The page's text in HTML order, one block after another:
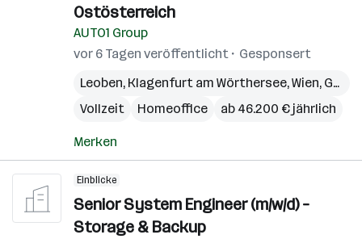
Ostösterreich
AUTO1 Group
vor 6 Tagen veröffentlicht
Gesponsert
Leoben, Klagenfurt am Wörthersee,Wien, Graz
Vollzeit
Homeoffice ab 46.200 € jährlich
Merken
Einblicke
Senior System Engineer (m/w/d) –
Storage & Backup